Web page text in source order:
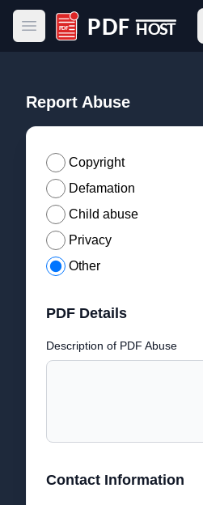
Open main menu
PDF Host
Report Abuse
Copyright
Defamation
Child abuse
Privacy
Other
PDF Details
Description of PDF Abuse
Contact Information